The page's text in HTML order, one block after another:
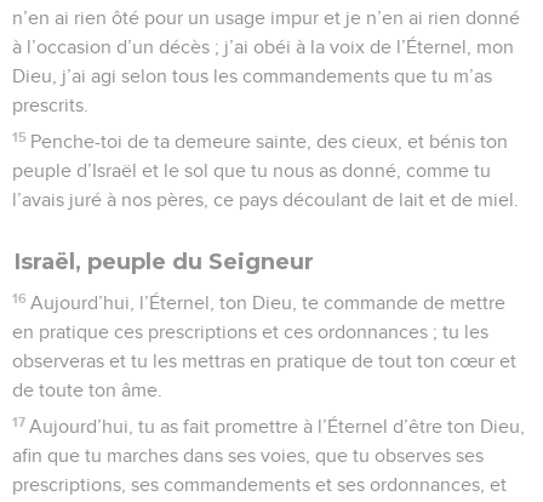
sang de l’innocent ! – Et tout le peuple dira : Amen !
26 Maudit soit celui qui n’accomplit pas les paroles de cette
loi pour les mettre en pratique ! – Et tout le peuple dira :
Amen !
© Société biblique française – Bibli’O, 1978, avec autorisation. Pour vous procurer
une Bible imprimée, rendez-vous sur www.editionsbiblio.fr
Deutéronome 28
Seuls les Évangiles sont disponibles en vidéo pour le moment.
Promesses de bonheur
1 Si tu obéis bien à la voix de l’Éternel, ton Dieu, en
observant et en mettant en pratique tous ses